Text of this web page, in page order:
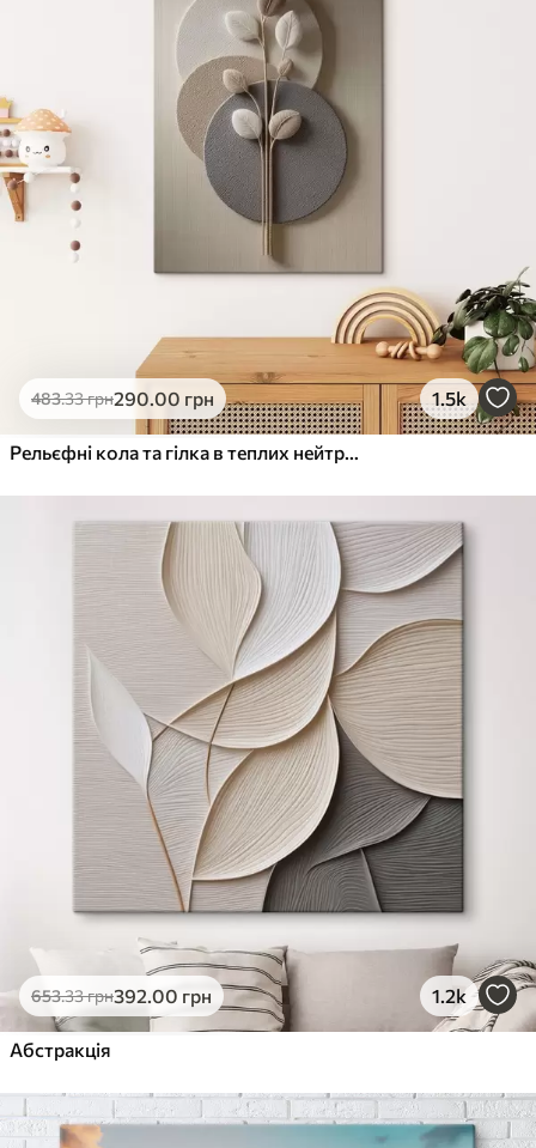
483.33грн290.00 грн 1.5k
Рельєфні кола та гілка в теплих нейтральних тонах
653.33грн392.00 грн 1.2k
Абстракція